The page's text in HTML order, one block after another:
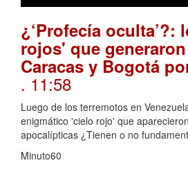
¿‘Profecía oculta’?:
rojos' que
Caracas y Bogotá
. 11:58
Luego de los terremotos en
enigmático 'cielo rojo' que
apocalípticas ¿Tienen o no
Minuto60